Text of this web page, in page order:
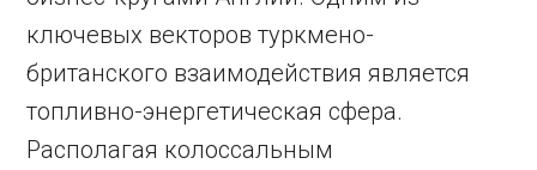
ключевых векторов турк­мено-
британского взаимодействия является
топливно-энергетическая сфера.
Располагая колоссальным